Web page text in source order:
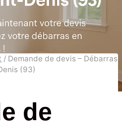
/ Demande de devis – Débarras
(93)
de